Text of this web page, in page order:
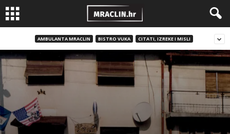
AMBULANTA MRACLIN BISTRO VUKA CITATI, IZREKE I MISLI